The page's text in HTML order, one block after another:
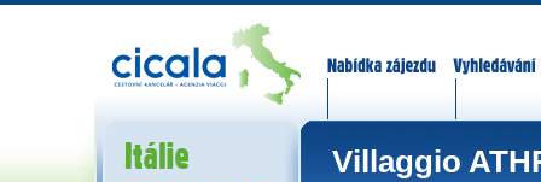
Villaggio
Itálie